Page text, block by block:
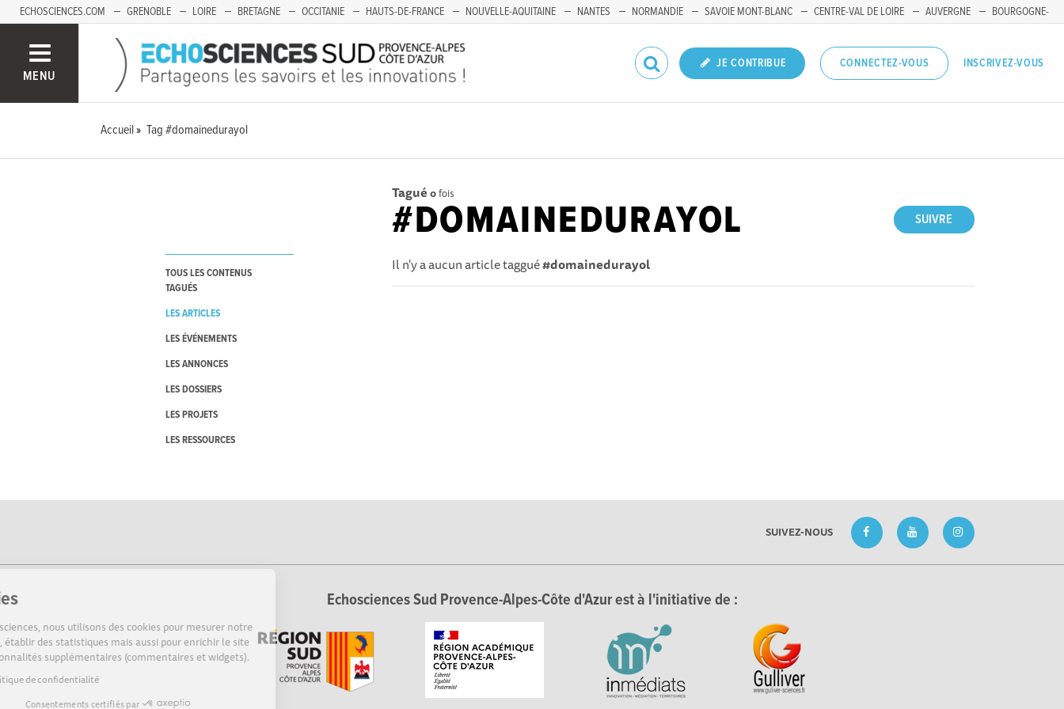
Sur Echosciences, nous utilisons des cookies pour mesurer notre
audience, établir des statistiques mais aussi pour enrichir le site
de fonctionnalités supplémentaires (commentaires et widgets).
Lire la politique de confidentialité
Consentements certifiés par
ECHOSCIENCES.COM GRENOBLE LOIRE BRETAGNE OCCITANIE HAUTS-DE-FRANCE NOUVELLE-AQUITAINE NANTES NORMANDIE SAVOIE MONT-BLANC CENTRE-VAL DE LOIRE AUVERGNE
BOURGOGNE-
MENU
JE CONTRIBUE CONNECTEZ-VOUS INSCRIVEZ-VOUS
Accueil Tag #domainedurayol
TOUS LES CONTENUS
TAGUÉS
LES ARTICLES
LES ÉVÉNEMENTS
LES ANNONCES
LES DOSSIERS
LES PROJETS
LES RESSOURCES
Tagué 0fois
SUIVRE
#DOMAINEDURAYOL
Il n'y a aucun article taggué#domainedurayol
SUIVEZ-NOUS
Echosciences Sud Provence-Alpes-Côte d'Azur est à l'initiative de :